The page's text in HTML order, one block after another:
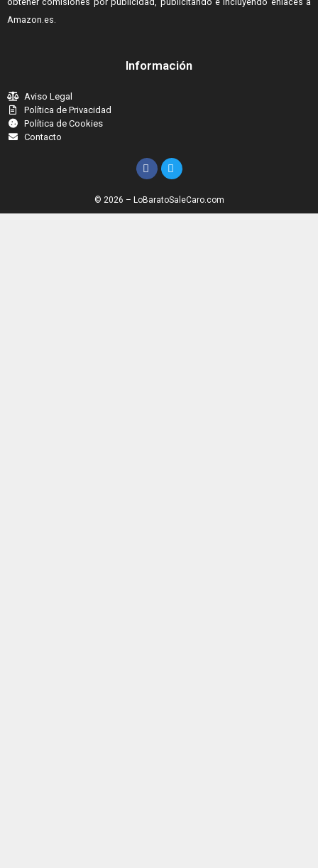
Amazon.es.
Información
Aviso Legal
Política de Privacidad
Política de Cookies
Contacto
© 2026 – LoBaratoSaleCaro.com